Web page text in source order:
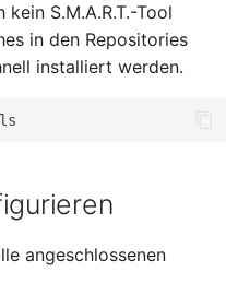
S.M.A.R.T.-Tool
in den Repositories
installiert werden.
angeschlossenen